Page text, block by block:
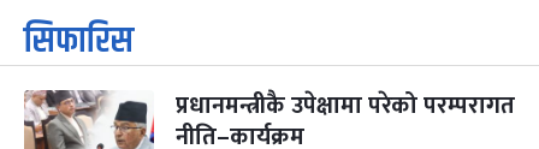
१
आइत
कार्तिक सङ्क्रान्ति
कार्तिक १, २०८३
३
मंगल
महानवमी
कार्तिक ३, २०८३-Oct 20, 2026
२ महिना बाँकी
सिफारिस
प्रधानमन्त्रीकै उपेक्षामा परेको परम्परागत
नीति–कार्यक्रम